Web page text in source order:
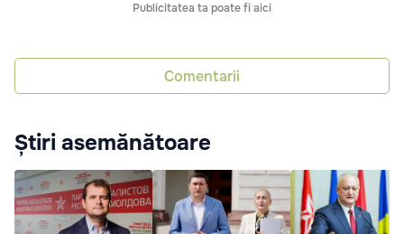
Publicitatea ta poate fi aici
Comentarii
Știri asemănătoare